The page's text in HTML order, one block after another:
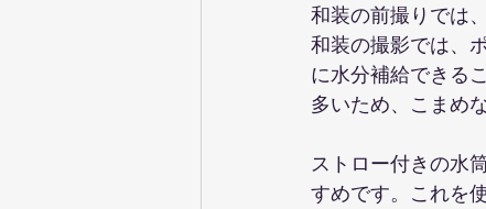
和装の前撮りでは
和装の撮影では、
に水分補給できる
多いため、こまめ
ストロー付きの水
すめです。これを